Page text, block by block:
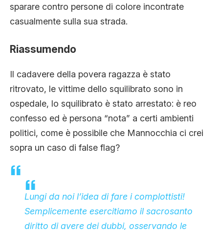
sparare contro persone di colore incontrate
casualmente sulla sua strada.
Riassumendo
Il cadavere della povera ragazza è stato
ritrovato, le vittime dello squilibrato sono in
ospedale, lo squilibrato è stato arrestato: è reo
confesso ed è persona “nota” a certi ambienti
politici, come è possibile che Mannocchia ci crei
sopra un caso di false flag?
Lungi da noi l’idea di fare i complottisti!
Semplicemente esercitiamo il sacrosanto
diritto di avere dei dubbi, osservando le